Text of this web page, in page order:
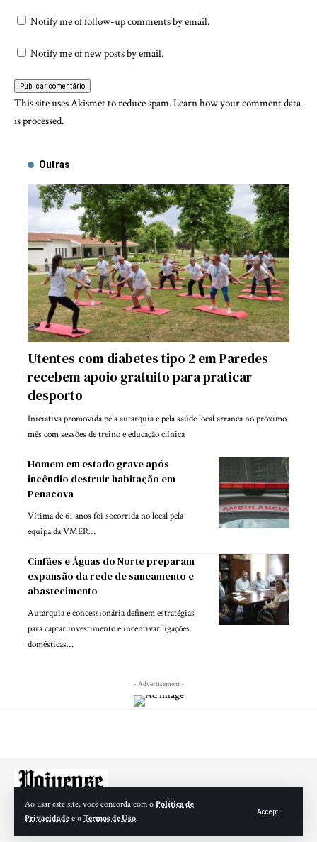
Ao usar este site, você concorda com o Política de
Privacidade e o Termos de Uso.
Accept
Notify me of follow-up comments by email.
Notify me of new posts by email.
This site uses Akismet to reduce spam.Learn how your comment data
is processed.
Outras
Utentes com diabetes tipo 2 em Paredes
recebem apoio gratuito para praticar
desporto
Iniciativa promovida pela autarquia e pela saúde local arranca no próximo
mês com sessões de treino e educação clínica
Homem em estado grave após
incêndio destruir habitação em
Penacova
Vítima de 61 anos foi socorrida no local pela
equipa da VMER…
Cinfães e Águas do Norte preparam
expansão da rede de saneamento e
abastecimento
Autarquia e concessionária definem estratégias
para captar investimento e incentivar ligações
domésticas…
- Advertisement -
© 2025 Paivense – Todos os direitos reservados. matrícula ERC número 127076